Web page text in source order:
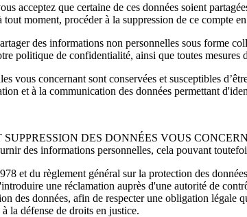
acceptez que certaine de ces données soient
moment, procéder à la suppression de ce compte
des informations non personnelles sous forme
politique de confidentialité, ainsi que toutes mesures
vous concernant sont conservées et susceptibles
et à la communication des données permettant
DES DONNÉES VOUS
des informations personnelles, cela pouvant
et du règlement général sur la protection des
une réclamation auprès d'une autorité de
des données, afin de respecter une obligation légale
la défense de droits en justice.